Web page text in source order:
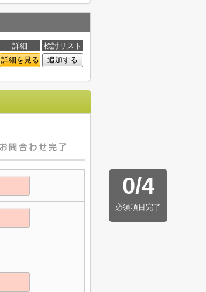
詳細
検討リスト
詳細を見る 追加する
0/4
必須項目完了